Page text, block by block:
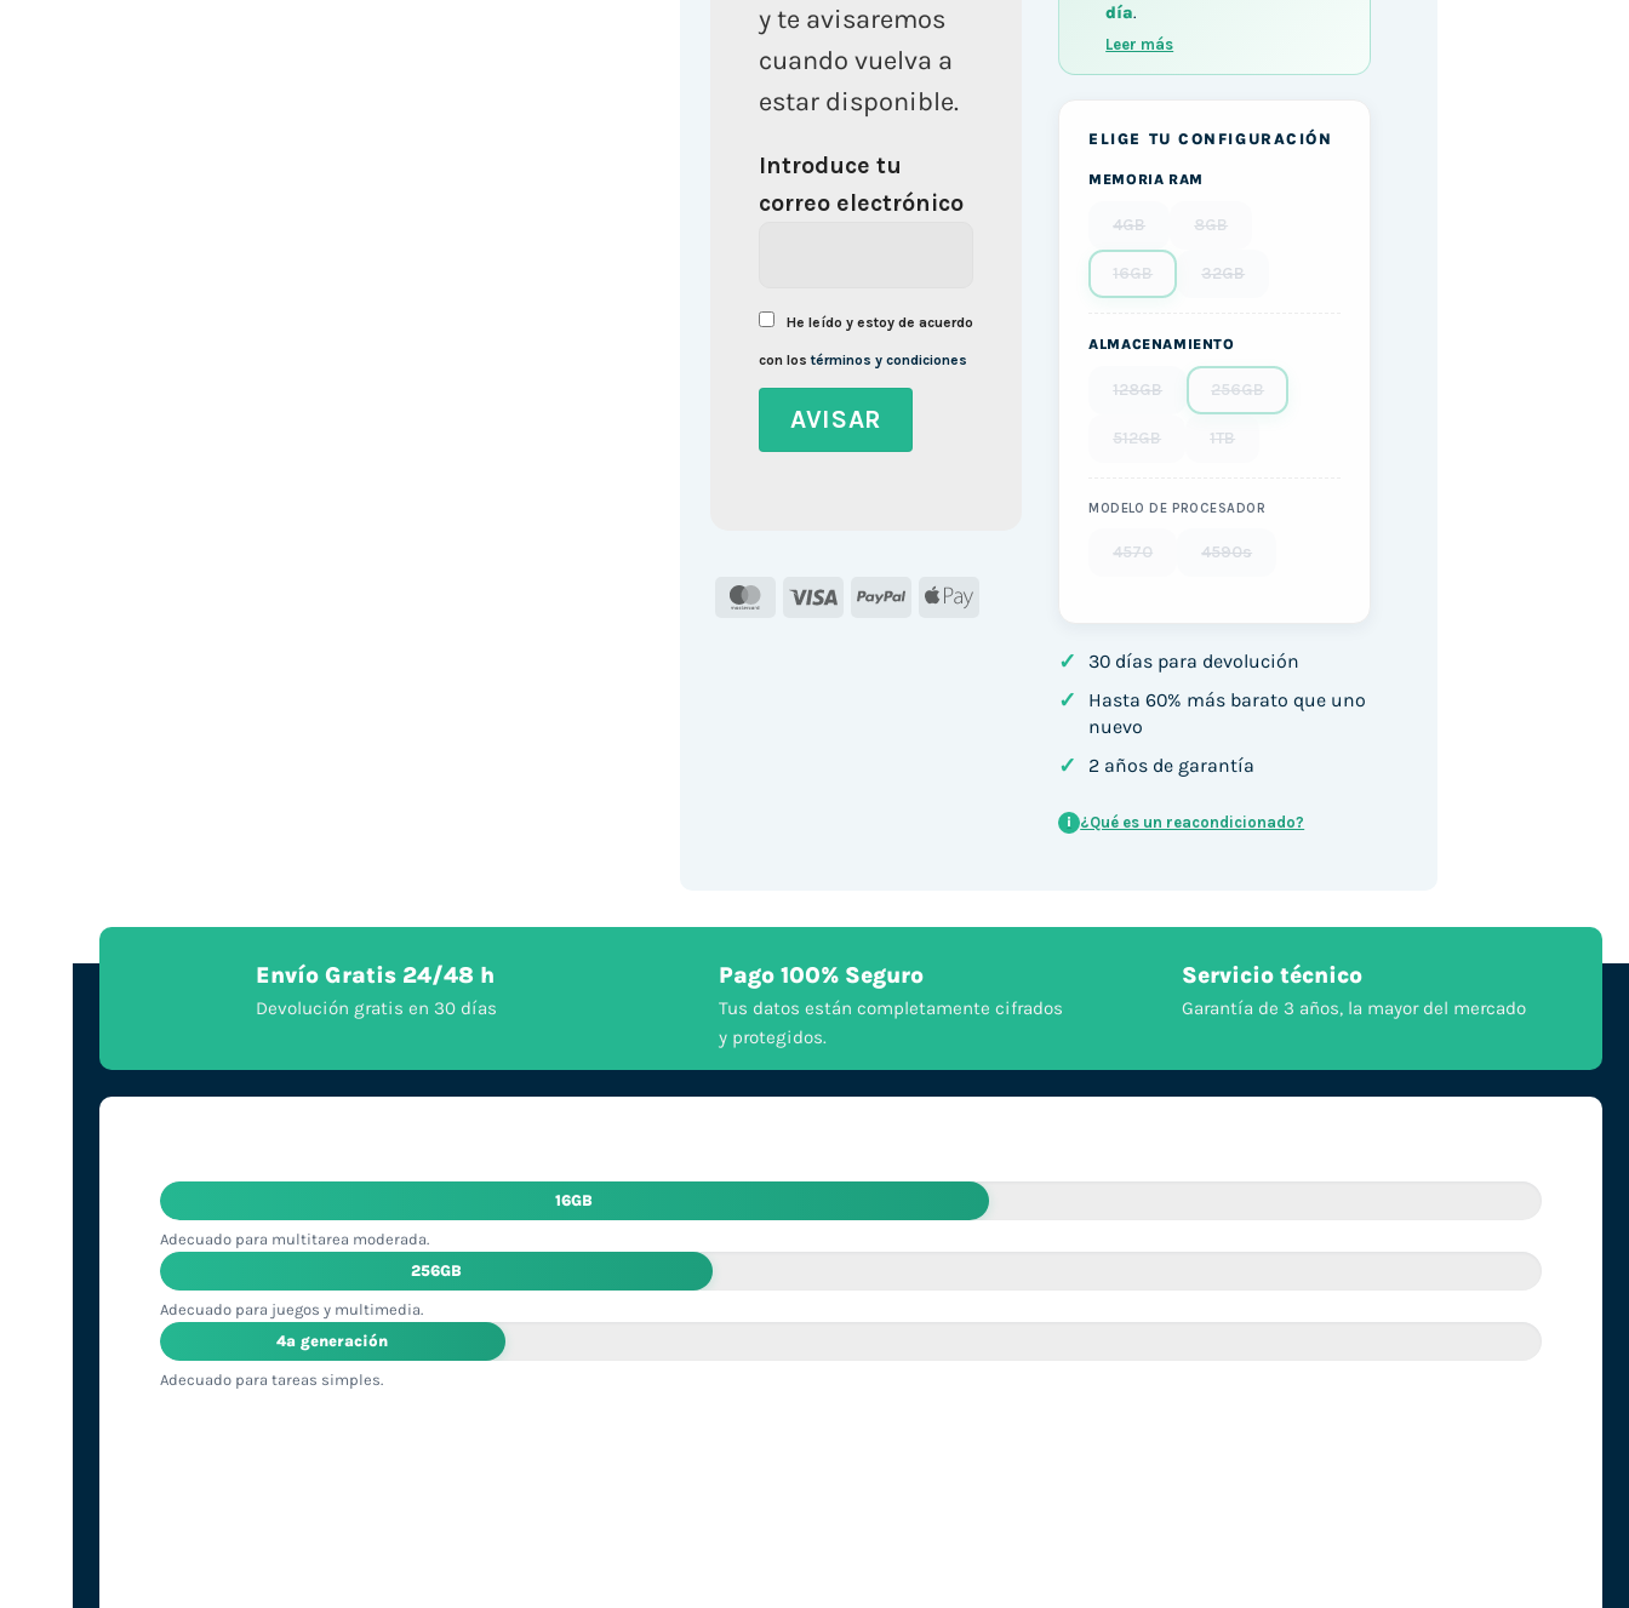
y te avisaremos
cuando vuelva a
estar disponible.
Introduce tu
correo electrónico
He leído y estoy de acuerdo
con lostérminos y condiciones
MasterCard
Visa PayPal Apple
día.
Leer más
ELIGE TU CONFIGURACIÓN
MEMORIA RAM
4GB 8GB
16GB 32GB
ALMACENAMIENTO
128GB 256GB
512GB 1TB
MODELO DE PROCESADOR
4570 4590s
✓ 30 días para devolución
✓
Hasta 60% más barato que uno
nuevo
✓ 2 años de garantía
i ¿Qué es un reacondicionado?
Envío Gratis 24/48 h
Devolución gratis en 30 días
Pago 100% Seguro
Tus datos están completamente cifrados
y protegidos.
Servicio técnico
Garantía de 3 años, la mayor del mercado
16GB
Adecuado para multitarea moderada.
256GB
Adecuado para juegos y multimedia.
4ª generación
Adecuado para tareas simples.